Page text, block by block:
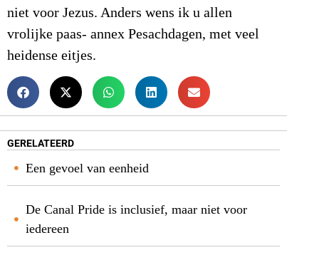
niet voor Jezus. Anders wens ik u allen
vrolijke paas- annex Pesachdagen, met veel
heidense eitjes.
GERELATEERD
Een gevoel van eenheid
De Canal Pride is inclusief, maar niet voor
iedereen